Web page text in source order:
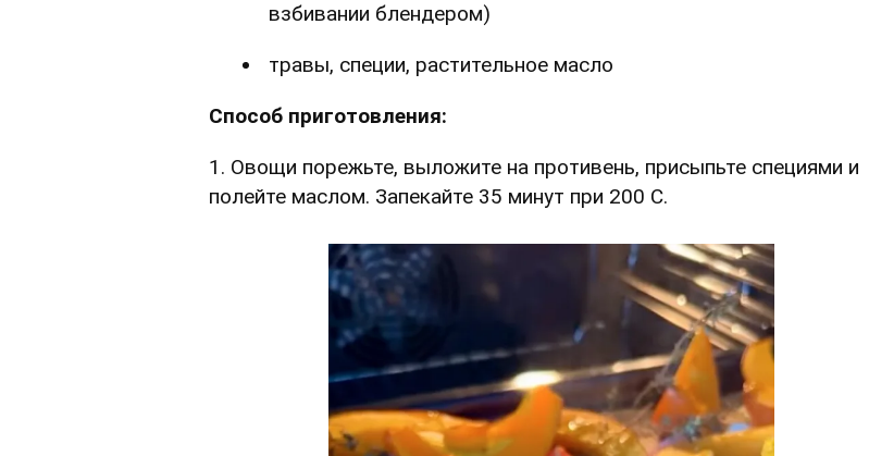
взбивании блендером)
травы, специи, растительное масло
Способ приготовления:
1. Овощи порежьте, выложите на противень, присыпьте специями и
полейте маслом. Запекайте 35 минут при 200 С.